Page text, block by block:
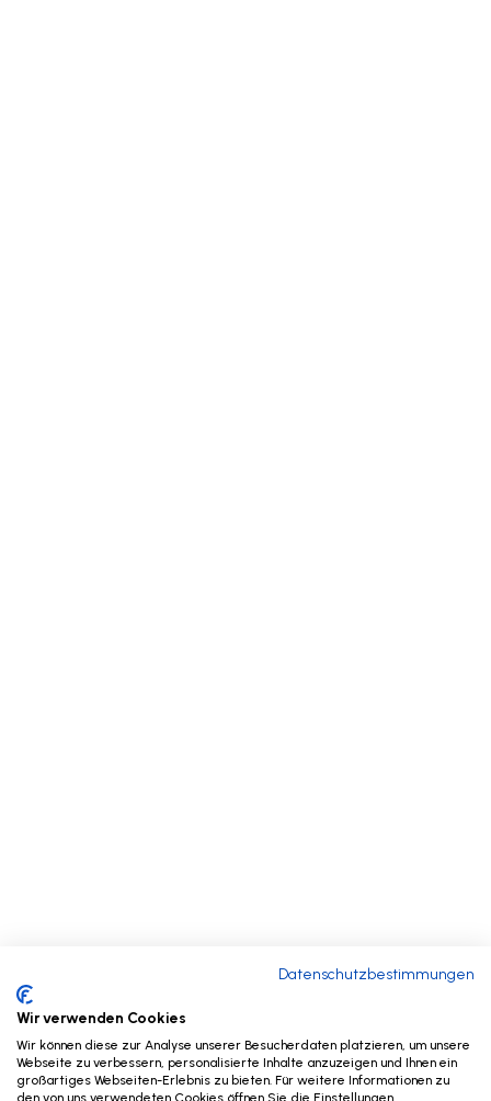
Datenschutzbestimmungen
Wir verwenden Cookies
Wir können diese zur Analyse unserer Besucherdaten platzieren, um unsere
Webseite zu verbessern, personalisierte Inhalte anzuzeigen und Ihnen ein
großartiges Webseiten-Erlebnis zu bieten. Für weitere Informationen zu
den von uns verwendeten Cookies öffnen Sie die Einstellungen.